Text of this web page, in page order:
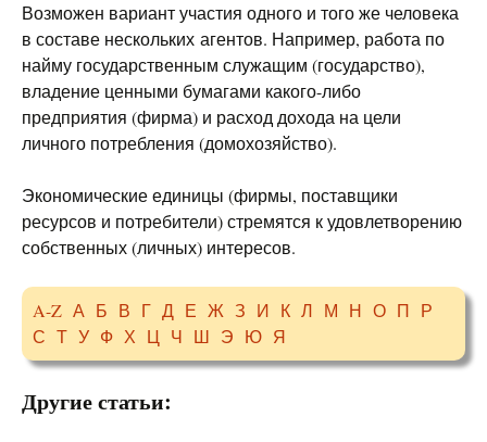
Возможен вариант участия одного и того же человека
в составе нескольких агентов. Например, работа по
найму государственным служащим (государство),
владение ценными бумагами какого-либо
предприятия (фирма) и расход дохода на цели
личного потребления (домохозяйство).
Экономические единицы (фирмы, поставщики
ресурсов и потребители) стремятся к удовлетворению
собственных (личных) интересов.
A-Z А Б В Г Д Е Ж З И К Л М Н О П Р
С Т У Ф Х Ц Ч Ш Э Ю Я
Другие статьи: